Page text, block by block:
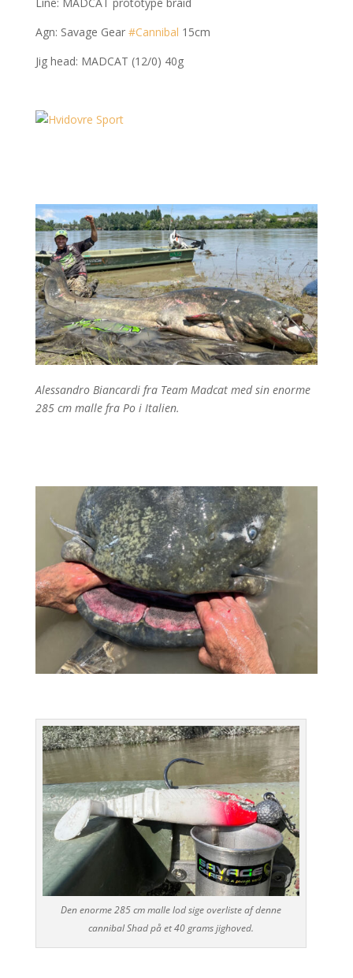
Agn: Savage Gear #Cannibal 15cm
Jig head: MADCAT (12/0) 40g
Alessandro Biancardi fra Team Madcat med sin enorme
285 cm malle fra Po i Italien.
Den enorme 285 cm malle lod sige overliste af denne
cannibal Shad på et 40 grams jighoved.